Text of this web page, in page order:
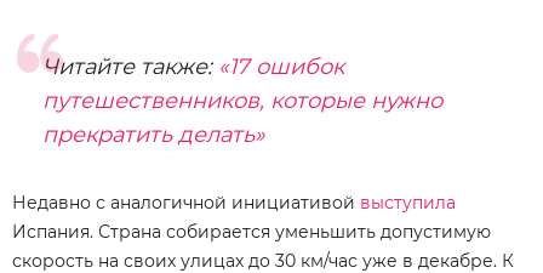
Читайте также: «17 ошибок
путешественников, которые нужно
прекратить делать»
Недавно с аналогичной инициативой выступила
Испания. Страна собирается уменьшить допустимую
скорость на своих улицах до 30 км/час уже в декабре. К